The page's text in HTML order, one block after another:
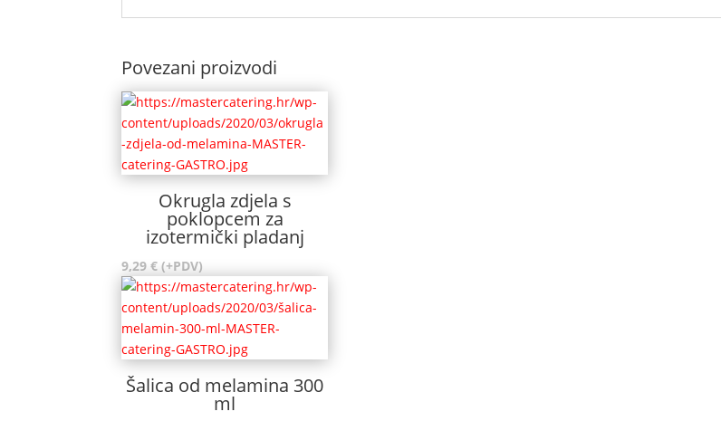
Povezani proizvodi
Okrugla zdjela s
poklopcem za
izotermički pladanj
9,29€ (+PDV)
Šalica od melamina 300
ml